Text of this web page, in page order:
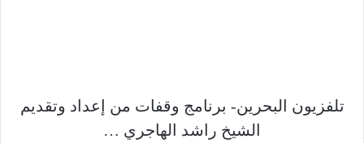
تلفزيون البحرين- برنامج وقفات من إعداد وتقديم
الشيخ راشد الهاجري …